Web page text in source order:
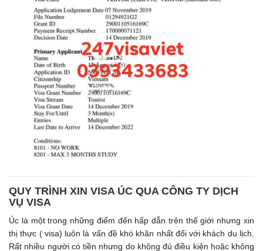
QUY TRÌNH XIN VISA ÚC QUA CÔNG TY DỊCH
VỤ VISA
Úc là một trong những điểm đến hấp dẫn trên thế giới nhưng xin
thị thực ( visa) luôn là vấn đề khó khăn nhất đối với khách du lịch.
Rất nhiều người có tiền nhưng do không đủ điều kiện hoặc không